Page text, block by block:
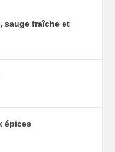
sauge fraîche et
épices